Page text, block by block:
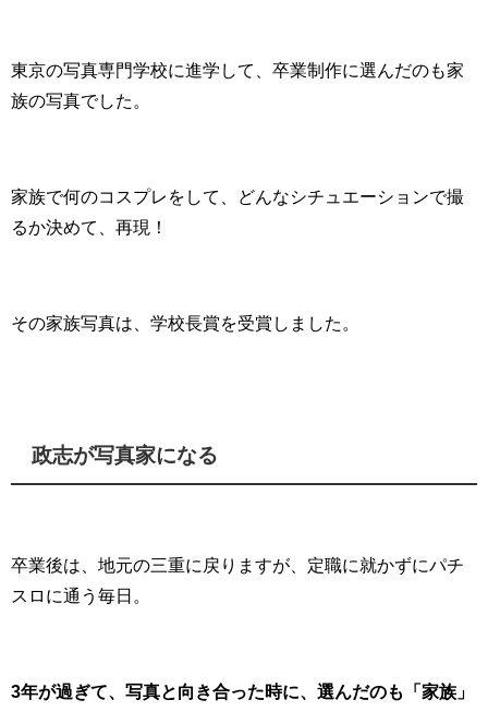
東京の写真専門学校に進学して、卒業制作に選んだのも家
族の写真でした。
家族で何のコスプレをして、どんなシチュエーションで撮
るか決めて、再現！
その家族写真は、学校長賞を受賞しました。
政志が写真家になる
卒業後は、地元の三重に戻りますが、定職に就かずにパチ
スロに通う毎日。
3年が過ぎて、写真と向き合った時に、選んだのも「家族」